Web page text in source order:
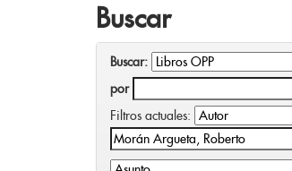
Buscar
Buscar:
por
Filtros actuales: